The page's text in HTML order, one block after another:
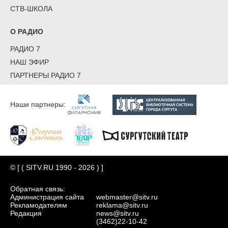
СТВ-ШКОЛА
О РАДИО
РАДИО 7
НАШ ЭФИР
ПАРТНЕРЫ РАДИО 7
Наши партнеры:
© [ ( SITV.RU 1990 - 2026 ) ]
Обратная связь:
Администрация сайта
Рекламодателям
Редакция
webmaster@sitv.ru
reklama@sitv.ru
news@sitv.ru
(3462)22-10-42